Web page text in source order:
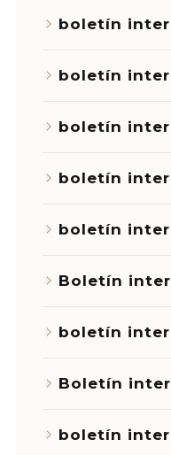
boletín
boletín
boletín
boletín
boletín
Boletín
boletín
Boletín
boletín